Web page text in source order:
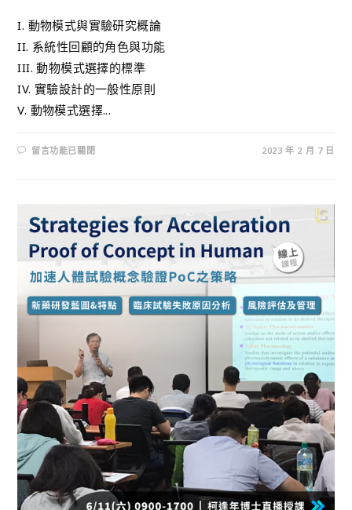
I. 動物模式與實驗研究概論
II. 系統性回顧的角色與功能
III. 動物模式選擇的標準
IV. 實驗設計的一般性原則
V. 動物模式選擇...
留言功能已關閉 2023 年 2 月 7 日